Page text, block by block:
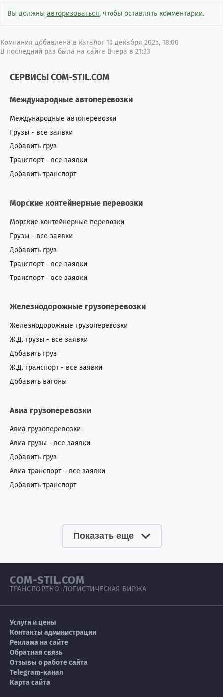
Вы должны авторизоваться, чтобы оставлять комментарии.
Компания добавлена в каталог 10 декабря 2025, 18:00
В последний раз была на сайте Вчера в 21:33
СЕРВИСЫ COM-STIL.COM
Международные автоперевозки
Международные автоперевозки
Грузы - все заявки
Добавить груз
Транспорт - все заявки
Добавить транспорт
Морские контейнерные перевозки
Морские контейнерные перевозки
Грузы - все заявки
Добавить груз
Транспорт - все заявки
Транспорт - все заявки
Железнодорожные грузоперевозки
Железнодорожные грузоперевозки
Ж.Д. грузы - все заявки
Добавить груз
Ж.Д. транспорт - все заявки
Добавить вагоны
Авиа грузоперевозки
Авиа грузоперевозки
Авиа грузы - все заявки
Добавить груз
Авиа транспорт – все заявки
Добавить транспорт
Показать еще
COM-STIL.COM
ТРАНСПОРТНО-ЛОГИСТИЧЕСКАЯ БИРЖА
Услуги и цены
Контакты администрации
Реклама на сайте
Обратная связь
Отзывы о работе сайта
Telegram-канал
Карта сайта